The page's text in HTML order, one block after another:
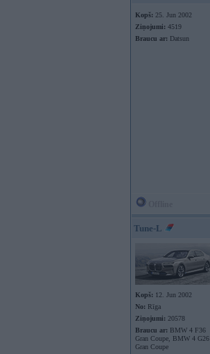
Kopš: 25. Jun 2002
Ziņojumi: 4519
Braucu ar: Datsun
Tune-L
Kopš: 12. Jun 2002
No: Rīga
Ziņojumi: 20578
Braucu ar: BMW 4 F36
Gran Coupe, BMW 4 G26
Gran Coupe